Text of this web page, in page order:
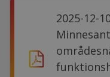
2025-12-